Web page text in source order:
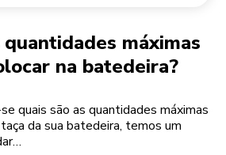
quantidades máximas
na batedeira?
quais são as quantidades máximas
da sua batedeira, temos um